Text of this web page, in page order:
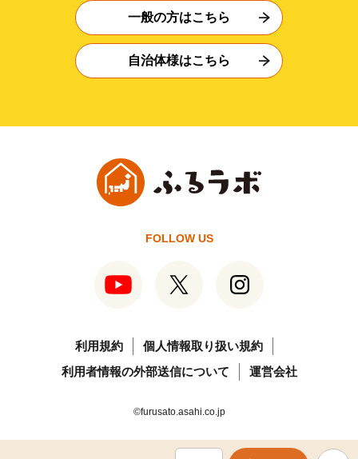
一般の方はこちら
自治体様はこちら
FOLLOW US
利用規約
個人情報取り扱い規約
利用者情報の外部送信について
運営会社
©furusato.asahi.co.jp